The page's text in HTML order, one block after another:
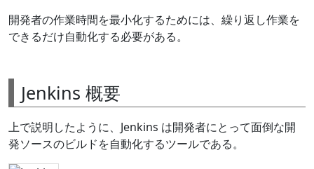
開発者の作業時間を最小化するためには、繰り返し作業を
できるだけ自動化する必要がある。
Jenkins 概要
上で説明したように、Jenkins は開発者にとって面倒な開
発ソースのビルドを自動化するツールである。